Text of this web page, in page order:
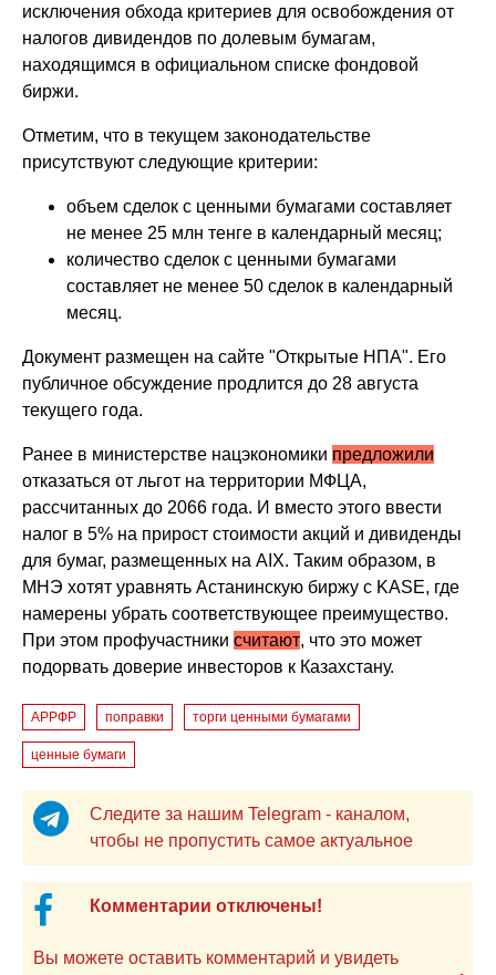
исключения обхода критериев для освобождения от
налогов дивидендов по долевым бумагам,
находящимся в официальном списке фондовой
биржи.
Отметим, что в текущем законодательстве
присутствуют следующие критерии:
объем сделок с ценными бумагами составляет
не менее 25 млн тенге в календарный месяц;
количество сделок с ценными бумагами
составляет не менее 50 сделок в календарный
месяц.
Документ размещен на сайте "Открытые НПА". Его
публичное обсуждение продлится до 28 августа
текущего года.
Ранее в министерстве нацэкономики предложили
отказаться от льгот на территории МФЦА,
рассчитанных до 2066 года. И вместо этого ввести
налог в 5% на прирост стоимости акций и дивиденды
для бумаг, размещенных на AIX. Таким образом, в
МНЭ хотят уравнять Астанинскую биржу с KASE, где
намерены убрать соответствующее преимущество.
При этом профучастникисчитают, что это может
подорвать доверие инвесторов к Казахстану.
АРРФР поправки торги ценными бумагами
ценные бумаги
Следите за нашим Telegram - каналом,
чтобы не пропустить самое актуальное
Комментарии отключены!
Вы можете оставить комментарий и увидеть